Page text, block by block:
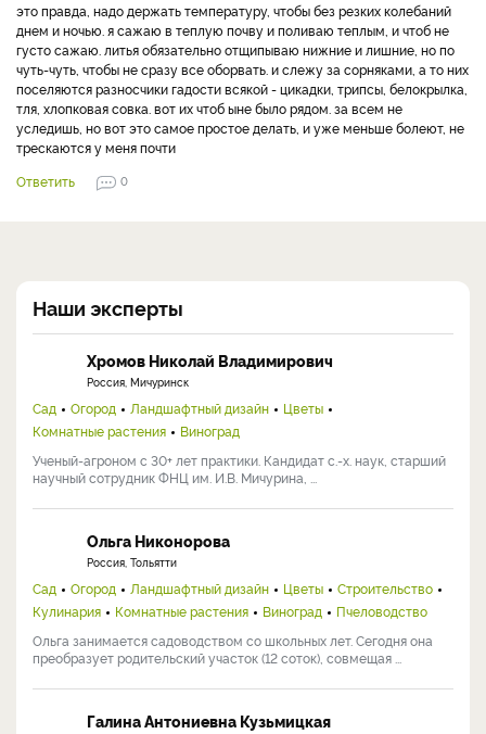
это правда, надо держать температуру, чтобы без резких колебаний
днем и ночью. я сажаю в теплую почву и поливаю теплым, и чтоб не
густо сажаю. литья обязательно отщипываю нижние и лишние, но по
чуть-чуть, чтобы не сразу все оборвать. и слежу за сорняками, а то них
поселяются разносчики гадости всякой - цикадки, трипсы, белокрылка,
тля, хлопковая совка. вот их чтоб ыне было рядом. за всем не
уследишь, но вот это самое простое делать, и уже меньше болеют, не
трескаются у меня почти
Ответить
0
Наши эксперты
Хромов Николай Владимирович
Россия, Мичуринск
Сад Огород Ландшафтный дизайн
Цветы
Комнатные растения
Виноград
Ученый-агроном с 30+ лет практики. Кандидат с.-х. наук, старший
научный сотрудник ФНЦ им. И.В. Мичурина, ...
Ольга Никонорова
Россия, Тольятти
Сад Огород Ландшафтный дизайн Цветы
Строительство
Кулинария
Комнатные растения Виноград
Пчеловодство
Ольга занимается садоводством со школьных лет. Сегодня она
преобразует родительский участок (12 соток), совмещая ...
Галина Антониевна Кузьмицкая